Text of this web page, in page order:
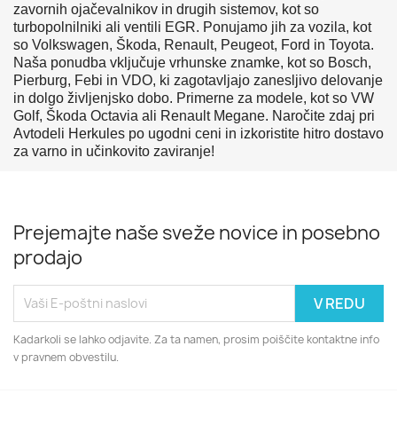
zavornih ojačevalnikov in drugih sistemov, kot so
turbopolnilniki ali ventili EGR. Ponujamo jih za vozila, kot
so Volkswagen, Škoda, Renault, Peugeot, Ford in Toyota.
Naša ponudba vključuje vrhunske znamke, kot so Bosch,
Pierburg, Febi in VDO, ki zagotavljajo zanesljivo delovanje
in dolgo življenjsko dobo. Primerne za modele, kot so VW
Golf, Škoda Octavia ali Renault Megane. Naročite zdaj pri
Avtodeli Herkules po ugodni ceni in izkoristite hitro dostavo
za varno in učinkovito zaviranje!
Prejemajte naše sveže novice in posebno
prodajo
Kadarkoli se lahko odjavite. Za ta namen, prosim poiščite kontaktne info
v pravnem obvestilu.